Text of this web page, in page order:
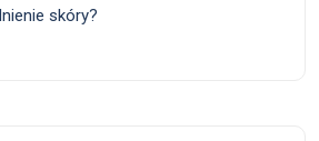
skóry?